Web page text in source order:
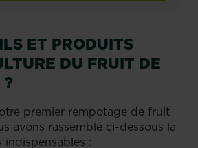
ET PRODUITS
DU FRUIT DE
premier rempotage de fruit
avons rassemblé ci-dessous la
indispensables :